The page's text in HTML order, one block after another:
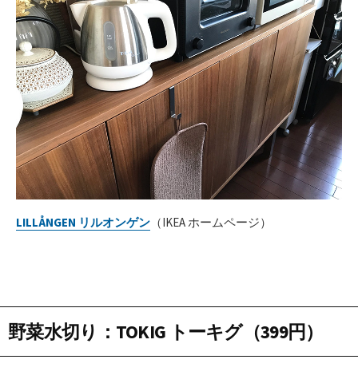
LILLÅNGEN リルオンゲン （IKEA ホームページ）
野菜水切り ： TOKIG トーキグ（399円）